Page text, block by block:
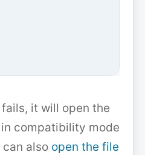
it will open the
compatibility mode
also open the file